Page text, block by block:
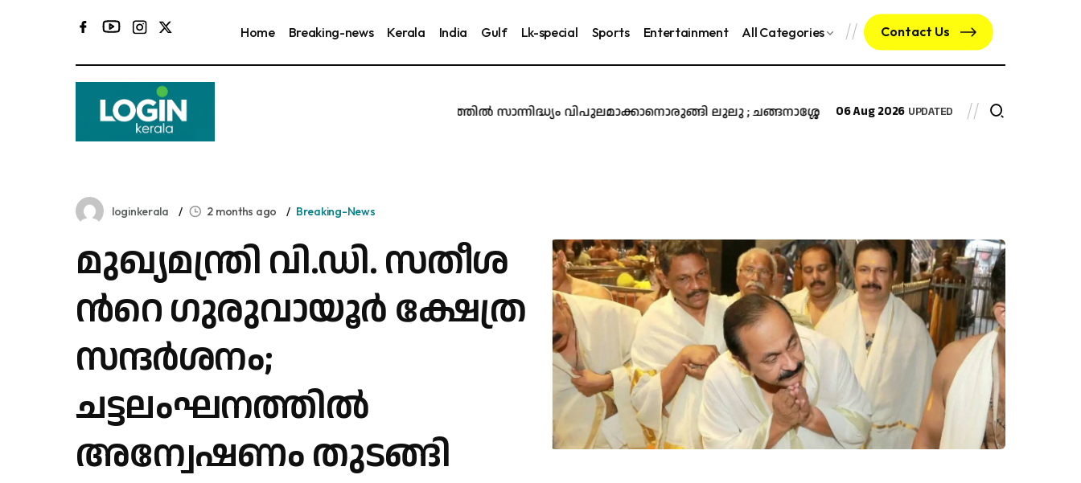
Home Breaking-news Kerala India Gulf Lk-special Sports Entertainment All Categories Contact Us
മധ്യകേരളത്തിൽ സാന്നിദ്ധ്യം വിപുലമാക്കാനൊരുങ്ങി ലുലു ; ചങ്ങനാശ്ശേരി കെ.ജി.എ മാളിൽ പുതിയ
06 Aug 2026 UPDATED
loginkerala 2 months ago Breaking-News
മു​ഖ്യ​മ​ന്ത്രി വി.​ഡി. സ​തീ​ശ​
ന്‍റെ ഗു​രു​വാ​യൂ​ർ ക്ഷേത്ര
സന്ദർശനം;
ചട്ടലംഘനത്തിൽ
അന്വേഷണം തുടങ്ങി